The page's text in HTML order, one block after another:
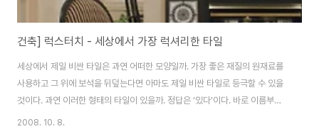
건축] 럭스터치 - 세상에서 가장 럭셔리한 타일
세상에서 제일 비싼 타일은 과연 어떠한 모양일까. 가장 좋은 재질의 원재료를
사용하고 그 위에 보석을 뒤덮는다면 아마도 제일 비싼 타일로 등극할 수 있을
것이다. 과연 이러한 형태의 타일이 있을까. 정답은 ‘있다’이다. 바로 이름부터
럭셔리한 ‘럭스터치(LuxTouch)'라는 이름의 타일이 그것이다. 고전적인 아름
2008. 10. 8.